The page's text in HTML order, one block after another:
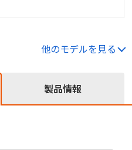
他のモデルを見る
製品情報